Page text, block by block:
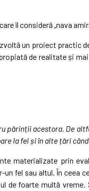
îl consideră „nava
un proiect practic
de realitate și
acestora. De
la fel și în alte țări
materializate prin
fel sau altul. În ceea
foarte multă vreme.